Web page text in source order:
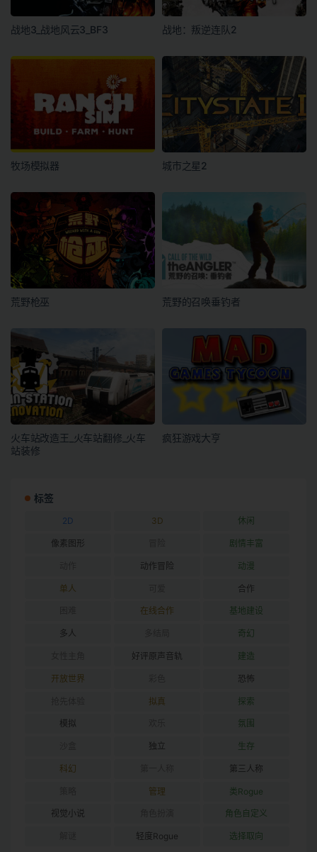
战地3_战地风云3_BF3 战地：叛逆连队2
牧场模拟器 城市之星2
荒野枪巫 荒野的召唤垂钓者
火车站改造王_火车站翻修_火车
站装修
疯狂游戏大亨
标签
2D 3D 休闲
像素图形 剧情丰富
动作冒险 动漫
单人 合作
在线合作 基地建设
多人 奇幻
好评原声音轨 建造
开放世界 恐怖
拟真 探索
模拟 氛围
独立 生存
科幻 第三人称
管理 类Rogue
视觉小说 角色自定义
轻度Rogue 选择取向